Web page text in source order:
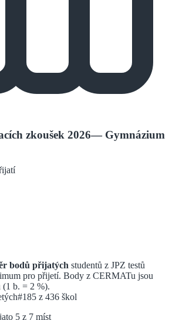
zkoušek 2026— Gymnázium
bodů přijatých studentů z JPZ testů
pro přijetí. Body z CERMATu jsou
(1 b. = 2 %).
#185 z 436 škol
5 z 7 míst